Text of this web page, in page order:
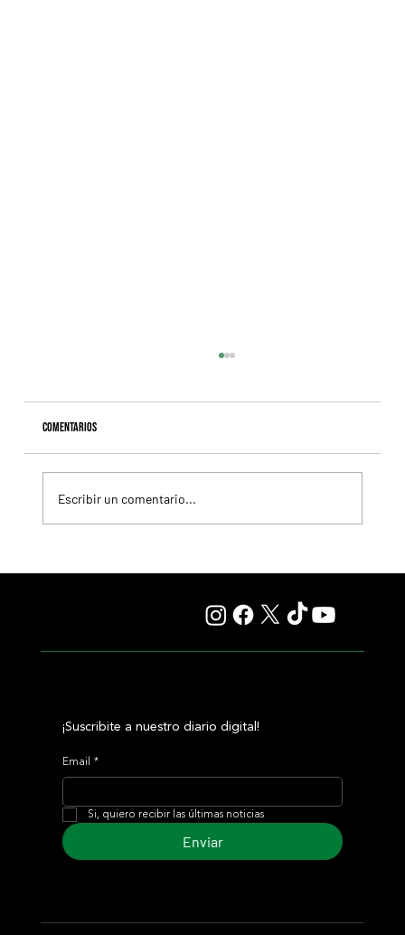
Comentarios
Escribir un comentario...
¡Suscribite a nuestro diario digital!
Email *
Si, quiero recibir las últimas noticias
Enviar